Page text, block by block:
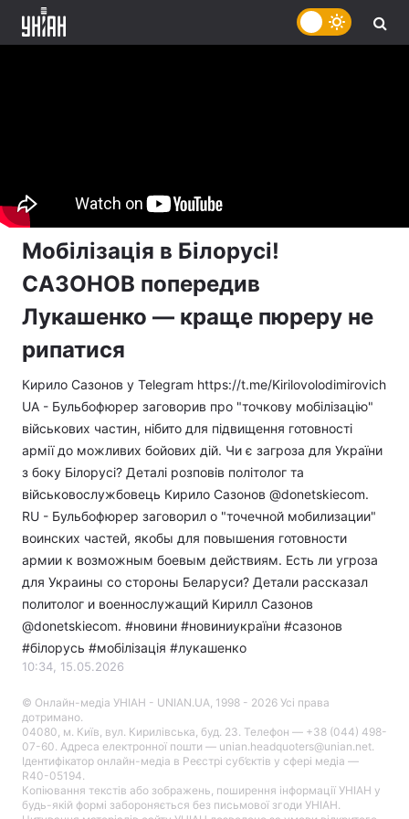
Мобілізація в Білорусі!
САЗОНОВ попередив
Лукашенко — краще пюреру не
рипатися
Кирило Сазонов у Telegram https://t.me/Kirilovolodimirovich
UA - Бульбофюрер заговорив про "точкову мобілізацію"
військових частин, нібито для підвищення готовності
армії до можливих бойових дій. Чи є загроза для України
з боку Білорусі? Деталі розповів політолог та
військовослужбовець Кирило Сазонов @donetskiecom.
RU - Бульбофюрер заговорил о "точечной мобилизации"
воинских частей, якобы для повышения готовности
армии к возможным боевым действиям. Есть ли угроза
для Украины со стороны Беларуси? Детали рассказал
политолог и военнослужащий Кирилл Сазонов
@donetskiecom. #новини​ #новиниукраїни #сазонов
#білорусь #мобілізація #лукашенко
10:34, 15.05.2026
© Онлайн-медіа УНІАН - UNIAN.UA, 1998 - 2026 Усі права
дотримано.
04080, м. Київ, вул. Кирилівська, буд. 23. Телефон — +38 (044) 498-
07-60. Адреса електронної пошти — unian.headquoters@unian.net.
Ідентифікатор онлайн-медіа в Реєстрі суб’єктів у сфері медіа —
R40-05194.
Копіювання текстів або зображень, поширення інформації УНІАН у
будь-якій формі забороняється без письмової згоди УНІАН.